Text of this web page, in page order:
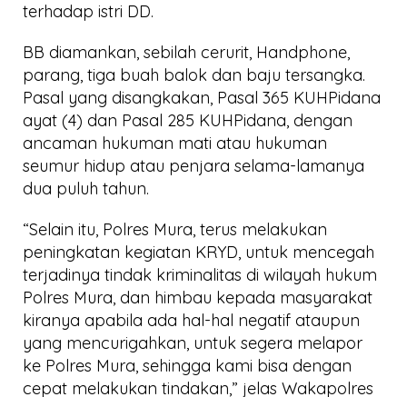
terhadap istri DD.
BB diamankan, sebilah cerurit, Handphone,
parang, tiga buah balok dan baju tersangka.
Pasal yang disangkakan, Pasal 365 KUHPidana
ayat (4) dan Pasal 285 KUHPidana, dengan
ancaman hukuman mati atau hukuman
seumur hidup atau penjara selama-lamanya
dua puluh tahun.
“Selain itu, Polres Mura, terus melakukan
peningkatan kegiatan KRYD, untuk mencegah
terjadinya tindak kriminalitas di wilayah hukum
Polres Mura, dan himbau kepada masyarakat
kiranya apabila ada hal-hal negatif ataupun
yang mencurigahkan, untuk segera melapor
ke Polres Mura, sehingga kami bisa dengan
cepat melakukan tindakan,” jelas Wakapolres